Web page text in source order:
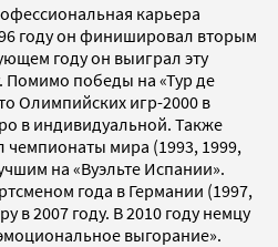
карьера
году он финишировал вторым
году он выиграл эту
Помимо победы на «Тур де
Олимпийских игр-2000 в
в индивидуальной. Также
мира (1993, 1999,
на «Вуэльте Испании».
года в Германии (1997,
в 2007 году. В 2010 году немцу
выгорание».